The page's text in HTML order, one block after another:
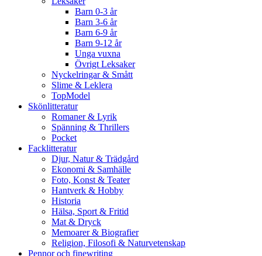
Barn 0-3 år
Barn 3-6 år
Barn 6-9 år
Barn 9-12 år
Unga vuxna
Övrigt Leksaker
Nyckelringar & Smått
Slime & Leklera
TopModel
Skönlitteratur
Romaner & Lyrik
Spänning & Thrillers
Pocket
Facklitteratur
Djur, Natur & Trädgård
Ekonomi & Samhälle
Foto, Konst & Teater
Hantverk & Hobby
Historia
Hälsa, Sport & Fritid
Mat & Dryck
Memoarer & Biografier
Religion, Filosofi & Naturvetenskap
Pennor och finewriting